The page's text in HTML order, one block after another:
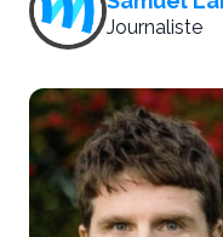
Journaliste